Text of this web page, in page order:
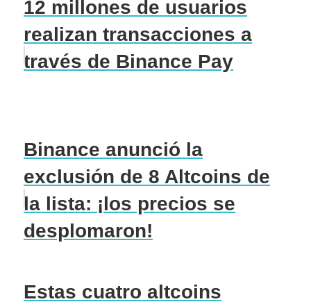
12 millones de usuarios
realizan transacciones a
través de Binance Pay
Binance anunció la
exclusión de 8 Altcoins de
la lista: ¡los precios se
desplomaron!
Estas cuatro altcoins